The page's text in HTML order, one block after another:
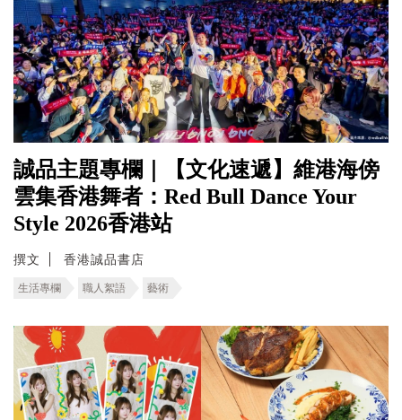
誠品主題專欄｜【文化速遞】維港海傍
雲集香港舞者：Red Bull Dance Your
Style 2026香港站
撰文 香港誠品書店
生活專欄 職人絮語 藝術